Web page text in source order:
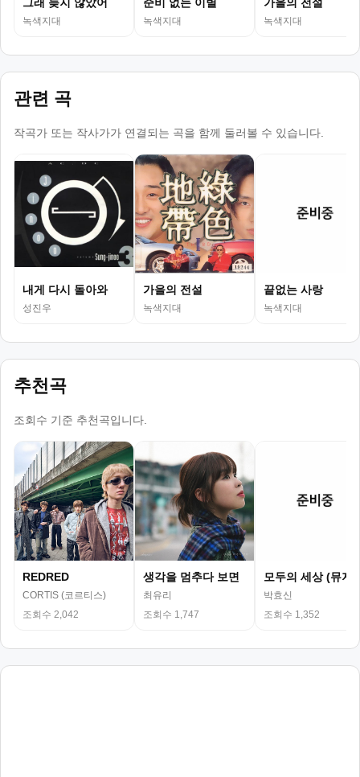
그래 늦지 않았어
녹색지대
준비 없는 이별
녹색지대
가을의 전설
녹색지대
관련 곡
작곡가 또는 작사가가 연결되는 곡을 함께 둘러볼 수 있습니다.
내게 다시 돌아와
성진우
가을의 전설
녹색지대
끝없는 사랑
녹색지대
추천곡
조회수 기준 추천곡입니다.
REDRED
CORTIS (코르티스)
조회수 2,042
생각을 멈추다 보면
최유리
조회수 1,747
모두의 세상 (뮤지
박효신
조회수 1,352